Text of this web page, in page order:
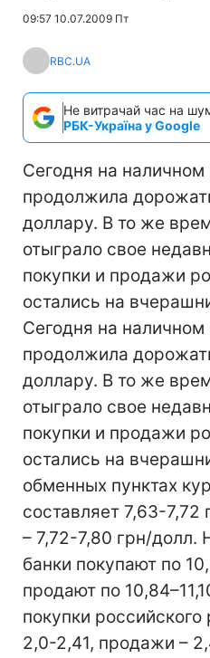
09:57 10.07.2009 Пт
RBC.UA
Не витрачай час на
РБК-Україна у Google
Сегодня на
продолжила
доллару. В то же
отыграло свое
покупки и продажи
остались на
Сегодня на
продолжила
доллару. В то же
отыграло свое
покупки и продажи
остались на
обменных пунктах
составляет 7,63-
– 7,72-7,80 грн/долл.
банки покупают по
продают по
покупки
2,0-2,41, продажи –